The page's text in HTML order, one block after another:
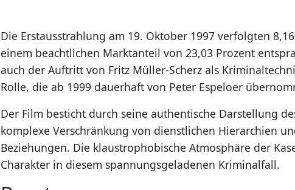
Die Erstausstrahlung am 19. Oktober 1997 verfolgten
einem beachtlichen Marktanteil von 23,03 Prozent
auch der Auftritt von Fritz Müller-Scherz als
Rolle, die ab 1999 dauerhaft von Peter Espeloer
Der Film besticht durch seine authentische Darstellung
komplexe Verschränkung von dienstlichen Hierarchien
Beziehungen. Die klaustrophobische Atmosphäre der
Charakter in diesem spannungsgeladenen Kriminalfall.